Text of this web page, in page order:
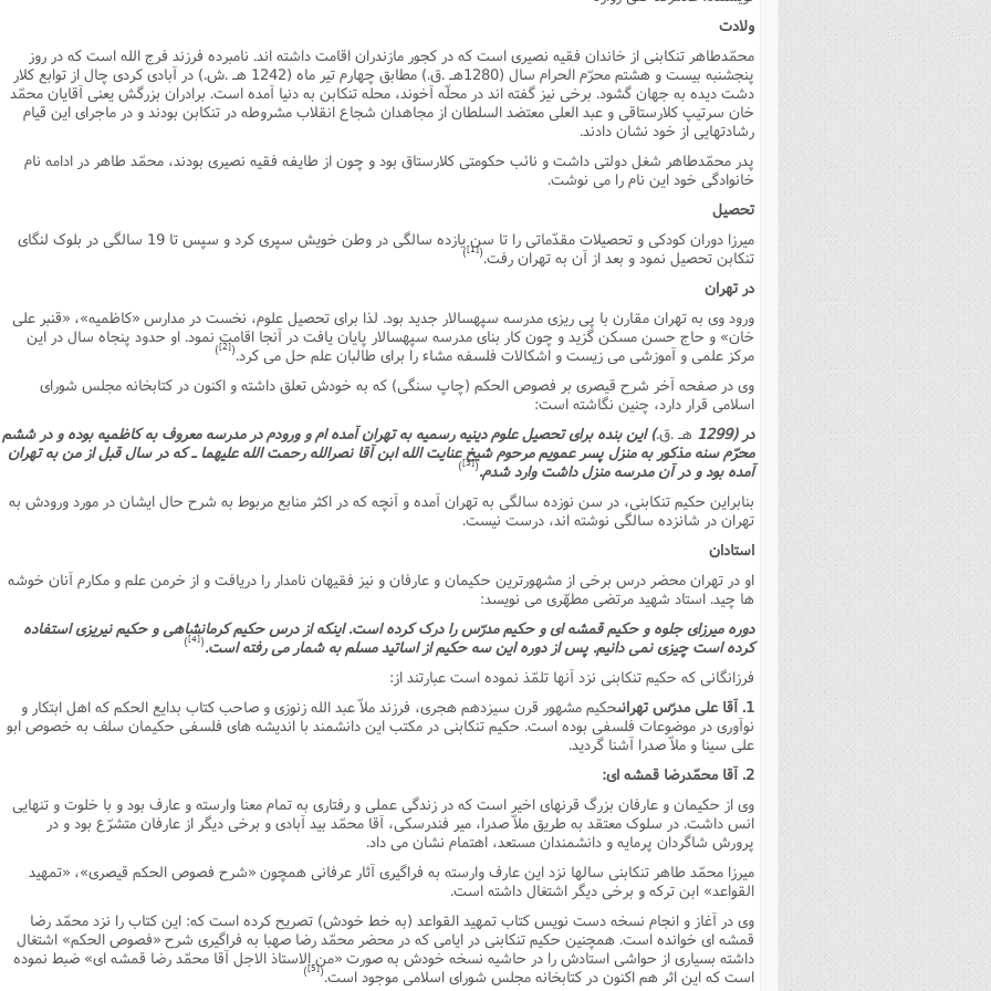
شماره دوم فصل نامه تربیت تبلیغی
شماره سوم و چهارم فصل نامه تربیت تبلیغی
شماره پنج و شش فصل نامه تربیت تبلیغی
شماره اول فصل نامه مطالعات معنوی
شماره دوم فصل نامه مطالعات معنوی
شماره سوم فصل نامه مطالعات معنوی
شماره چهارم و پنجم فصل نامه مطالعات معنوی
شماره هشتم و نهم فصل‌نامه مطالعات معنوی
علوم تربیتی
آئین دوست یابی
خانواده
ولادت
محمّدطاهر تنکابنى از خاندان فقیه نصیرى است که در کجور مازندران اقامت داشته اند. نامبرده فرزند فرج الله است که در روز
پنجشنبه بیست و هشتم محرّم الحرام سال (1280هـ .ق.) مطابق چهارم تیر ماه (1242 هـ .ش.) در آبادى کردى چال از توابع کلار
دشت دیده به جهان گشود. برخى نیز گفته اند در محلّه آخوند، محله تنکابن به دنیا آمده است. برادران بزرگش یعنى آقایان محمّد
خان سرتیپ کلارستاقى و عبد العلى معتضد السلطان از مجاهدان شجاع انقلاب مشروطه در تنکابن بودند و در ماجراى این قیام
رشادتهایى از خود نشان دادند.
پدر محمّدطاهر شغل دولتى داشت و نائب حکومتى کلارستاق بود و چون از طایفه فقیه نصیرى بودند، محمّد طاهر در ادامه نام
خانوادگى خود این نام را مى نوشت.
تحصیل
میرزا دوران کودکى و تحصیلات مقدّماتى را تا سن یازده سالگى در وطن خویش سپرى کرد و سپس تا 19 سالگى در بلوک لنگاى
تنکابن تحصیل نمود و بعد از آن به تهران رفت.(
[1]
)
در تهران
ورود وى به تهران مقارن با پى ریزى مدرسه سپهسالار جدید بود. لذا براى تحصیل علوم، نخست در مدارس «کاظمیه»، «قنبر على
خان» و حاج حسن مسکن گزید و چون کار بناى مدرسه سپهسالار پایان یافت در آنجا اقامت نمود. او حدود پنجاه سال در این
مرکز علمى و آموزشى مى زیست و اشکالات فلسفه مشاء را براى طالبان علم حل مى کرد.(
[2]
)
وى در صفحه آخر شرح قیصرى بر فصوص الحکم (چاپ سنگى) که به خودش تعلق داشته و اکنون در کتابخانه مجلس شوراى
اسلامى قرار دارد، چنین نگاشته است:
در (1299
هـ .ق.) این بنده براى تحصیل علوم دینیه رسمیه به تهران آمده ام و ورودم در مدرسه معروف به کاظمیه بوده و در ششم
محرّم سنه مذکور به منزل پسر عمویم مرحوم شیخ عنایت الله ابن آقا نصرالله رحمت الله علیهما ـ که در سال قبل از من به تهران
آمده بود و در آن مدرسه منزل داشت وارد شدم.(
[3]
)
بنابراین حکیم تنکابنى، در سن نوزده سالگى به تهران آمده و آنچه که در اکثر منابع مربوط به شرح حال ایشان در مورد ورودش به
تهران در شانزده سالگى نوشته اند، درست نیست.
استادان
او در تهران محضر درس برخى از مشهورترین حکیمان و عارفان و نیز فقیهان نامدار را دریافت و از خرمن علم و مکارم آنان خوشه
ها چید. استاد شهید مرتضى مطهّرى مى نویسد:
دوره میرزاى جلوه و حکیم قمشه اى و حکیم مدرّس را درک کرده است. اینکه از درس حکیم کرمانشاهى و حکیم نیریزى استفاده
کرده است چیزى نمى دانیم. پس از دوره این سه حکیم از اساتید مسلم به شمار مى رفته است.(
[4]
)
فرزانگانى که حکیم تنکابنى نزد آنها تلمّذ نموده است عبارتند از:
1. آقا على مدرّس تهرانى
حکیم مشهور قرن سیزدهم هجرى، فرزند ملاّ عبد الله زنوزى و صاحب کتاب بدایع الحکم که اهل ابتکار و
نوآورى در موضوعات فلسفى بوده است. حکیم تنکابنى در مکتب این دانشمند با اندیشه هاى فلسفى حکیمان سلف به خصوص ابو
على سینا و ملاّ صدرا آشنا گردید.
2. آقا محمّدرضا قمشه اى:
وى از حکیمان و عارفان بزرگ قرنهاى اخیر است که در زندگى عملى و رفتارى به تمام معنا وارسته و عارف بود و با خلوت و تنهایى
انس داشت. در سلوک معتقد به طریق ملاّ صدرا، میر فندرسکى، آقا محمّد بید آبادى و برخى دیگر از عارفان متشرّع بود و در
پرورش شاگردان پرمایه و دانشمندان مستعد، اهتمام نشان مى داد.
میرزا محمّد طاهر تنکابنى سالها نزد این عارف وارسته به فراگیرى آثار عرفانى همچون «شرح فصوص الحکم قیصرى»، «تمهید
القواعد» ابن ترکه و برخى دیگر اشتغال داشته است.
وى در آغاز و انجام نسخه دست نویس کتاب تمهید القواعد (به خط خودش) تصریح کرده است که: این کتاب را نزد محمّد رضا
قمشه اى خوانده است. همچنین حکیم تنکابنى در ایامى که در محضر محمّد رضا صهبا به فراگیرى شرح «فصوص الحکم» اشتغال
داشته بسیارى از حواشى استادش را در حاشیه نسخه خودش به صورت «من الاستاذ الاجل آقا محمّد رضا قمشه اى» ضبط نموده
است که این اثر هم اکنون در کتابخانه مجلس شوراى اسلامى موجود است.(
[5]
)